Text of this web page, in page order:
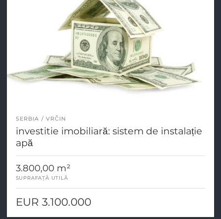
SERBIA VRČIN
investitie imobiliară: sistem de instalație
apă
3.800,00 m²
SUPRAFAȚĂ UTILĂ
EUR 3.100.000